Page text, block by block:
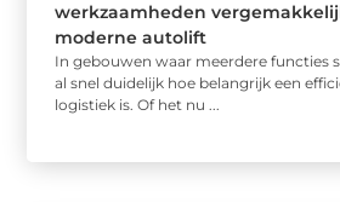
werkzaamheden
moderne autolift
In gebouwen waar meerdere functies
al snel duidelijk hoe belangrijk een
logistiek is. Of het nu ...